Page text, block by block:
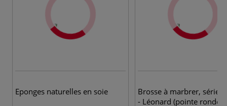
Eponges naturelles en soie
Brosse à marbrer, série
- Léonard (pointe ronde